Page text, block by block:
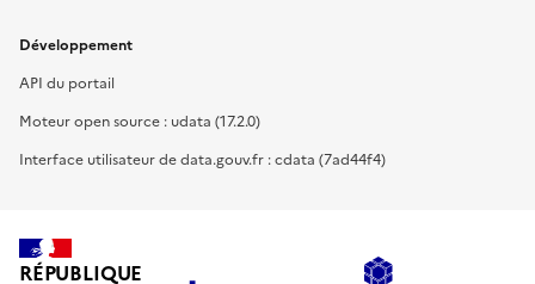
Développement
API du portail
Moteur open source : udata (17.2.0)
Interface utilisateur de data.gouv.fr : cdata (7ad44f4)
RÉPUBLIQUE